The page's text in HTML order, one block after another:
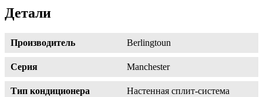
Детали
Производитель Berlingtoun
Серия Manchester
Тип кондиционера Настенная сплит-система